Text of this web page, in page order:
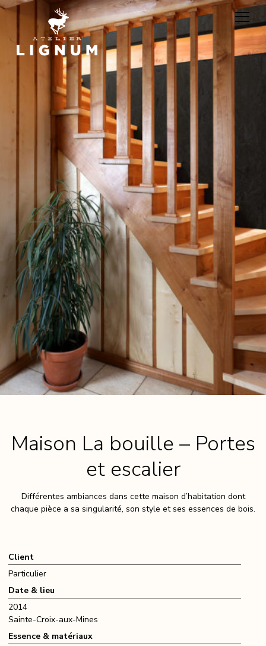
Maison La bouille – Portes
et escalier
Différentes ambiances dans cette maison d’habitation dont
chaque pièce a sa singularité, son style et ses essences de bois.
Client
Particulier
Date & lieu
2014
Sainte-Croix-aux-Mines
Essence & matériaux